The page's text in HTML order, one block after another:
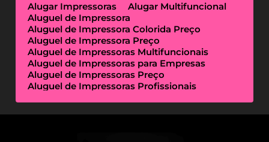
Alugar Impressoras
Alugar Multifuncional
Aluguel de Impressora
Aluguel de Impressora Colorida Preço
Aluguel de Impressora Preço
Aluguel de Impressoras Multifuncionais
Aluguel de Impressoras para Empresas
Aluguel de Impressoras Preço
Aluguel de Impressoras Profissionais